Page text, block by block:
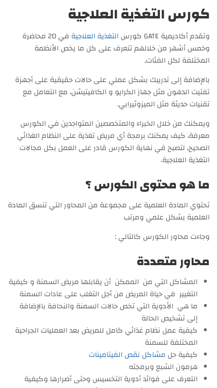
كورس التغذية العلاجية
وتقدم أكاديمية GATE كورس التغذية العلاجية
في 20 محاضرة
وخمس أشهر من خلالهم تتعرف على كل ما يخص الأنظمة
المختلفة لكل الفئات.
بالإضافة إلى تدريبك بشكل عملي على حالات حقيقية على أجهزة
تفتيت الدهون مثل جهاز الكرايو و الكافيتيشن، مع التعامل مع
تقنيات حديثة مثل الميزوثيرابي.
ويمكنك من خلال الخبراء والمتخصصين المتواجدين في الكورس
معرفة، كيف يمكنك برمجة أي مريض تغذية على النظام الغذائي
الصحيح، لتصبح في نهاية الكورس قادر على العمل بكل مجالات
التغذية العلاجية.
ما هو محتوى الكورس ؟
تحتوي المادة العلمية على مجموعة من المحاور التي تنسق المادة
العلمية بشكل علمي ومرتب
وجاءت محاور الكورس كالتالي :
محاور متعددة
المشاكل التي من الممكن أن يقابلها مريض السمنة و كيفية
التغيير في حياة المريض من أجل التغلب على عادات السمنة
ما هي الأدوية التي تخص حالات السمنة والنحافة بالإضافة
إلى تشخيص الحالة
كيفية عمل نظام غذائي كامل للمريض بعد العمليات الجراحية
المختلفة للسمنة
كيفية حل مشاكل نقص الفيتامينات
هرمون الشبع وبرمجته
التعرف على فوائد أدوية التخسيس وحتى أضرارها وكيفية